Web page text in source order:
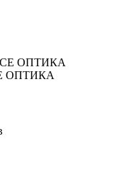
ОПТИКА